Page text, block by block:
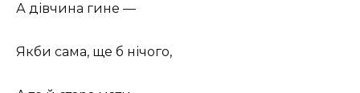
А дівчина гине —
Якби сама, ще б нічого,